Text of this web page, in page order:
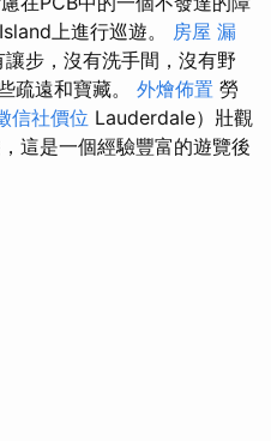
Island上進行巡遊。 房屋 漏
讓步，沒有洗手間，沒有野
疏遠和寶藏。 外燴佈置 勞
信社價位 Lauderdale）壯觀
這是一個經驗豐富的遊覽後